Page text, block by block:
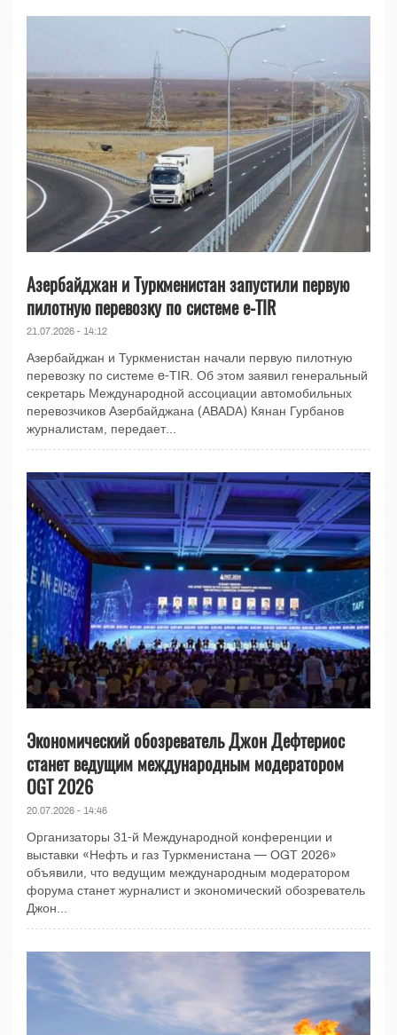
Азербайджан и Туркменистан запустили первую
пилотную перевозку по системе e-TIR
21.07.2026 - 14:12
Азербайджан и Туркменистан начали первую пилотную
перевозку по системе e-TIR. Об этом заявил генеральный
секретарь Международной ассоциации автомобильных
перевозчиков Азербайджана (ABADA) Кянан Гурбанов
журналистам, передает...
Экономический обозреватель Джон Дефтериос
станет ведущим международным модератором
OGT 2026
20.07.2026 - 14:46
Организаторы 31-й Международной конференции и
выставки «Нефть и газ Туркменистана — OGT 2026»
объявили, что ведущим международным модератором
форума станет журналист и экономический обозреватель
Джон...